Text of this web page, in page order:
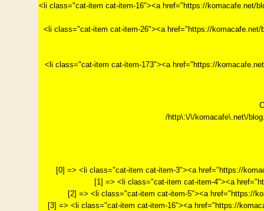
<li class="cat-item cat-item-16"><a href="https://komacafe.net/
<li class="cat-item cat-item-26"><a href="https://
<li class="cat-item cat-item-173"><a href="https://
/http\:\/\/komacafe\.net\/
[0] => <li class="cat-item cat-item-3"><a href="https://
[1] => <li class="cat-item cat-item-4"><a
[2] => <li class="cat-item cat-item-5"><a href="https://
[3] => <li class="cat-item cat-item-16"><a href="https://